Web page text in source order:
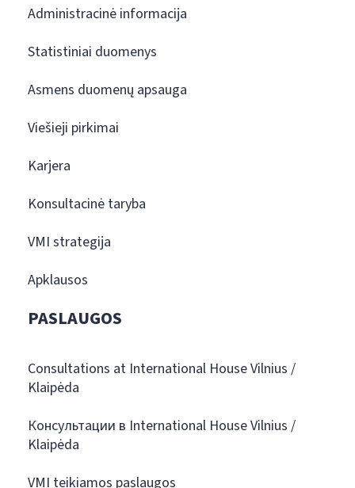
Administracinė informacija
Statistiniai duomenys
Asmens duomenų apsauga
Viešieji pirkimai
Karjera
Konsultacinė taryba
VMI strategija
Apklausos
PASLAUGOS
Consultations at International House Vilnius /
Klaipėda
Консультации в International House Vilnius /
Klaipėda
VMI teikiamos paslaugos